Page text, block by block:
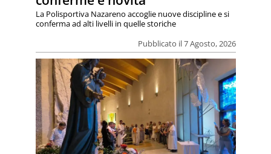
Pubblicato il 7 Agosto, 2026
La Polisportiva Nazareno accoglie nuove discipline e si
conferma ad alti livelli in quelle storiche